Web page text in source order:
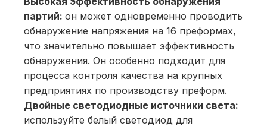
партий: он может одновременно проводить
обнаружение напряжения на 16 преформах,
что значительно повышает эффективность
обнаружения. Он особенно подходит для
процесса контроля качества на крупных
предприятиях по производству преформ.
Двойные светодиодные источники света:
используйте белый светодиод для